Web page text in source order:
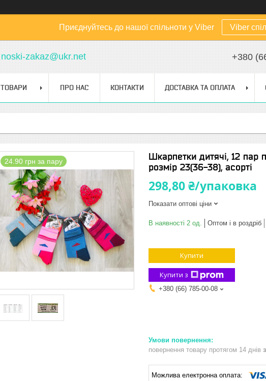
Приєднуйтесь до нашої спільноти у Viber Viber
noski-zakaz@ukr.net +380
ТОВАРИ ПРО НАС КОНТАКТИ ДОСТАВКА ТА ОПЛАТА
24.90 грн за пару
Шкарпетки дитячі, 12 пар
розмір 23(36-38), асорті
298,80 ₴/упаковка
Показати оптові ціни
В наявності 2 од. Оптом і в роздріб
Купити
Купити з
+380 (66) 785-00-08
повернення товару протягом 14 днів